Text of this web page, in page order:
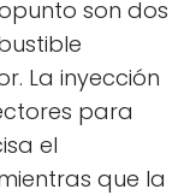
son dos
La inyección
para
el
que la